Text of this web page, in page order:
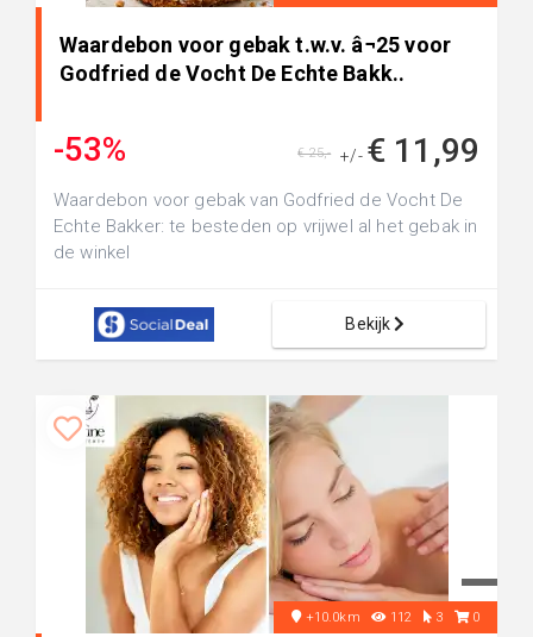
Waardebon voor gebak t.w.v. â¬25 voor
Godfried de Vocht De Echte Bakk..
-53% +/- € 11,99
€ 25,-
Waardebon voor gebak van Godfried de Vocht De
Echte Bakker: te besteden op vrijwel al het gebak in
de winkel
Bekijk
+10.0km 112 3 0